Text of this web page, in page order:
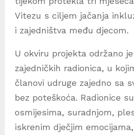
Vitezu s ciljem jačanja
i zajedništva među djecom.
U okviru projekta održano
zajedničkih radionica, u
članovi udruge zajedno sa
bez poteškoća. Radionice
osmijesima, suradnjom,
iskrenim dječjim